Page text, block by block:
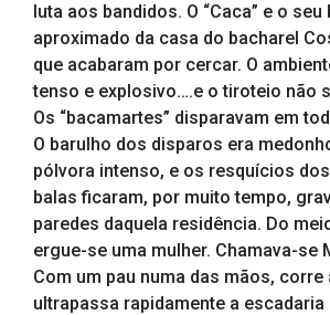
luta aos bandidos. O “Caca” e o
aproximado da casa do bacharel
que acabaram por cercar. O
tenso e explosivo….e o tiroteio não
Os “bacamartes” disparavam em
O barulho dos disparos era
pólvora intenso, e os resquícios
balas ficaram, por muito tempo,
paredes daquela residência. Do
ergue-se uma mulher. Chamava-se
Com um pau numa das mãos, corre
ultrapassa rapidamente a